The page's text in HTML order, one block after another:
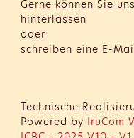
Gerne können Sie
hinterlassen
oder
schreiben eine E-
Technische
Powered by IruCom